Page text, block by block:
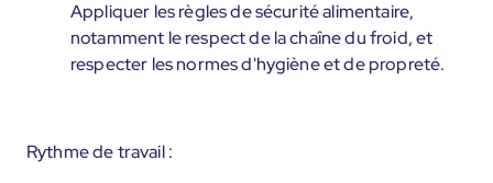
Appliquer les règles de sécurité alimentaire,
notamment le respect de la chaîne du froid, et
respecter les normes d'hygiène et de propreté.
Rythme de travail :